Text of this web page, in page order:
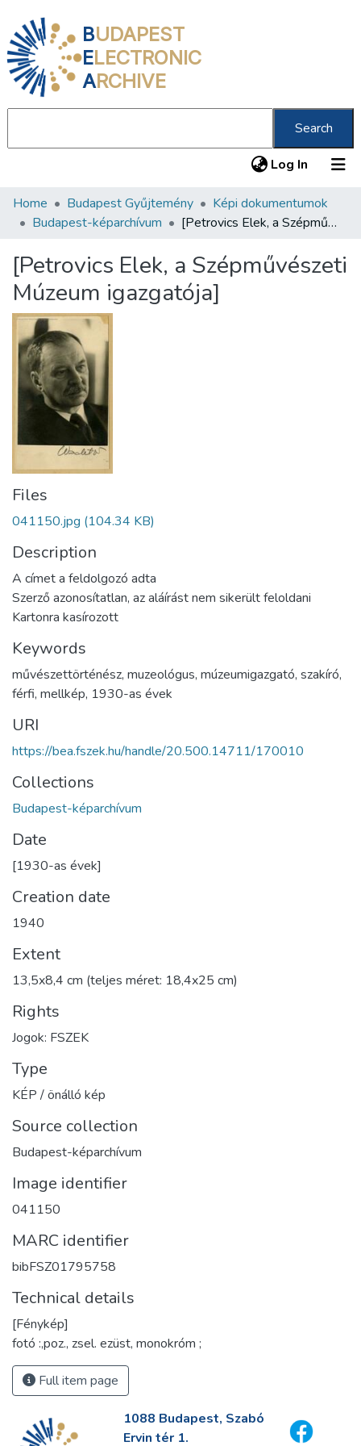
BUDAPEST
ELECTRONIC
ARCHIVE
Search
Log In (current)
Communities & Collections
Statistics
About us
Home Budapest Gyűjtemény
Képi dokumentumok
Budapest-képarchívum
[Petrovics Elek, a Szépművészeti Múzeum igazgatója]
[Petrovics Elek, a Szépművészeti
Múzeum igazgatója]
Files
041150.jpg (104.34 KB)
Description
A címet a feldolgozó adta
Szerző azonosítatlan, az aláírást nem sikerült feloldani
Kartonra kasírozott
Keywords
művészettörténész, muzeológus, múzeumigazgató, szakíró,
férfi, mellkép, 1930-as évek
URI
https://bea.fszek.hu/handle/20.500.14711/170010
Collections
Budapest-képarchívum
Date
[1930-as évek]
Creation date
1940
Extent
13,5x8,4 cm (teljes méret: 18,4x25 cm)
Rights
Jogok: FSZEK
Type
KÉP / önálló kép
Source collection
Budapest-képarchívum
Image identifier
041150
MARC identifier
bibFSZ01795758
Technical details
[Fénykép]
fotó :,poz., zsel. ezüst, monokróm ;
Full item page
1088 Budapest, Szabó
Ervin tér 1.